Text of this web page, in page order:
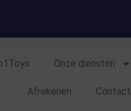
Onze diensten
Afrekenen Contact